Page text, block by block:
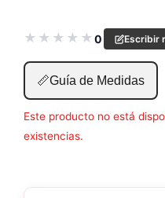
★ ★ ★ ★ ★0 Escribir
📏Guía de Medidas
Este producto no está
existencias.